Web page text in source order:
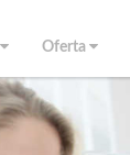
Oferta